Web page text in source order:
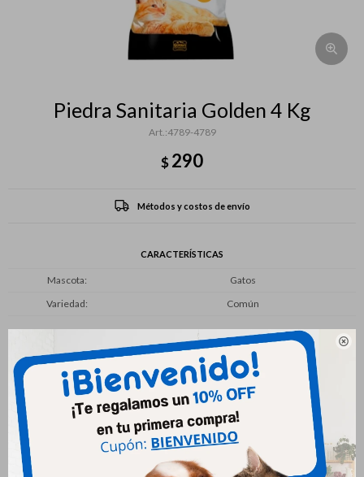

Piedra Sanitaria Golden 4 Kg
4789-4789
$290
Métodos y costos de envío
CARACTERÍSTICAS
Mascota
Gatos
Variedad
Común
Productos que te pueden interesar